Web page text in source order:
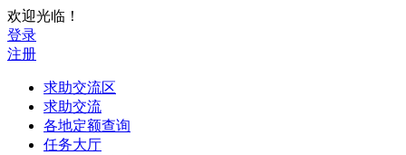
欢迎光临！
登录
注册
求助交流区
求助交流
各地定额查询
任务大厅